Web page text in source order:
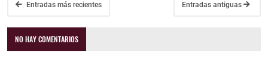
Entradas más recientes Entradas antiguas
NO HAY COMENTARIOS